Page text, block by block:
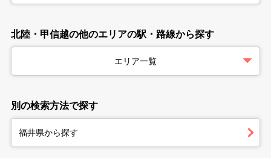
北陸・甲信越の他のエリアの駅・路線から探す
エリア一覧
別の検索方法で探す
福井県から探す